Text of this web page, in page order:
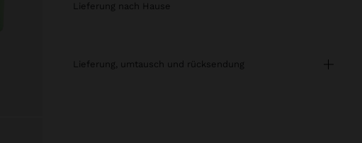
Lieferung nach Hause
lieferung, umtausch und rücksendung